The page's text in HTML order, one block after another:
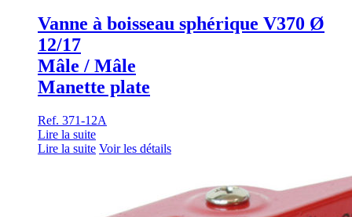
Vanne à boisseau sphérique V370 Ø
12/17
Mâle / Mâle
Manette plate
Ref. 371-12A
Lire la suite
Lire la suite Voir les détails